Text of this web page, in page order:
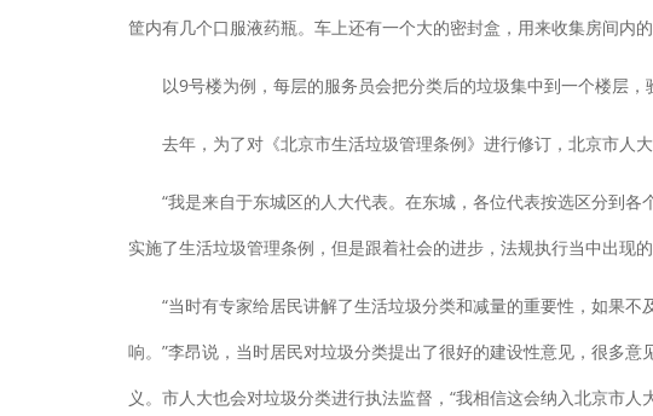
筐内有几个口服液药瓶。车上还有一个大的密封盒，用来收集房间内的
以9号楼为例，每层的服务员会把分类后的垃圾集中到一个楼层，
去年，为了对《北京市生活垃圾管理条例》进行修订，北京市人大
“我是来自于东城区的人大代表。在东城，各位代表按选区分到各
实施了生活垃圾管理条例，但是跟着社会的进步，法规执行当中出现
“当时有专家给居民讲解了生活垃圾分类和减量的重要性，如果不
响。”李昂说，当时居民对垃圾分类提出了很好的建设性意见，很多
义。市人大也会对垃圾分类进行执法监督，“我相信这会纳入北京市人